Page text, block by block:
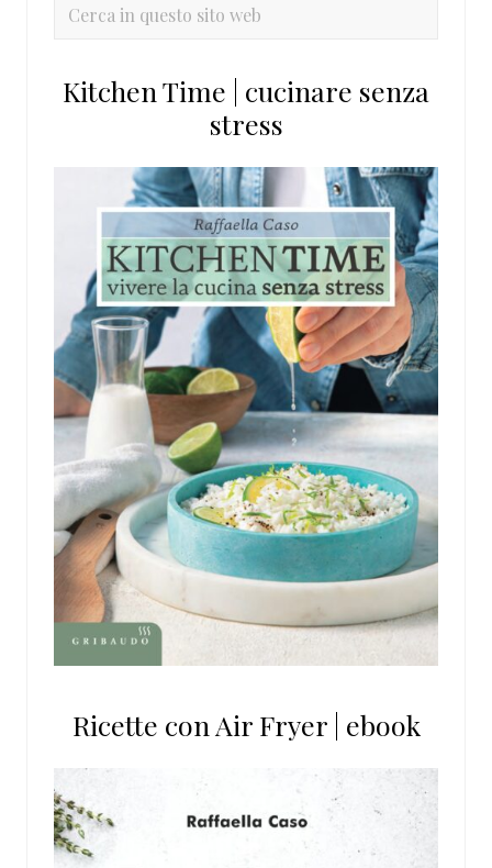
sito
Kitchen Time | cucinare senza
stress
Ricette con Air Fryer | ebook